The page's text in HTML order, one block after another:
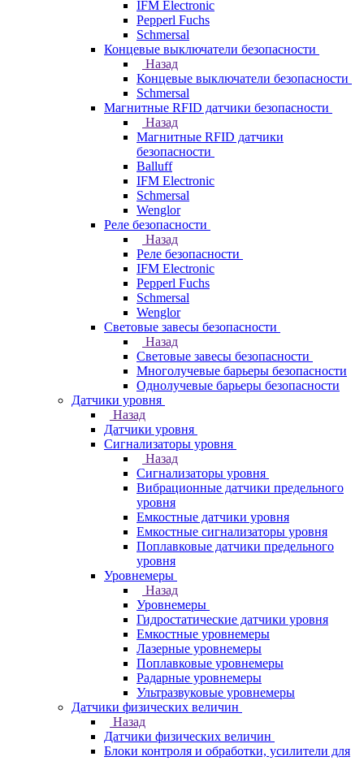
IFM Electronic
Pepperl Fuchs
Schmersal
Концевые выключатели безопасности
Назад
Концевые выключатели безопасности
Schmersal
Магнитные RFID датчики безопасности
Назад
Магнитные RFID датчики
безопасности
Balluff
IFM Electronic
Schmersal
Wenglor
Реле безопасности
Назад
Реле безопасности
IFM Electronic
Pepperl Fuchs
Schmersal
Wenglor
Световые завесы безопасности
Назад
Световые завесы безопасности
Многолучевые барьеры безопасности
Однолучевые барьеры безопасности
Датчики уровня
Назад
Датчики уровня
Сигнализаторы уровня
Назад
Сигнализаторы уровня
Вибрационные датчики предельного
уровня
Емкостные датчики уровня
Емкостные сигнализаторы уровня
Поплавковые датчики предельного
уровня
Уровнемеры
Назад
Уровнемеры
Гидростатические датчики уровня
Емкостные уровнемеры
Лазерные уровнемеры
Поплавковые уровнемеры
Радарные уровнемеры
Ультразвуковые уровнемеры
Датчики физических величин
Назад
Датчики физических величин
Блоки контроля и обработки, усилители для